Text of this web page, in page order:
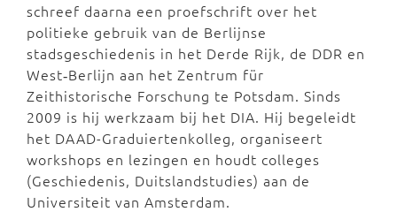
schreef daarna een proefschrift over het
politieke gebruik van de Berlijnse
stadsgeschiedenis in het Derde Rijk, de DDR en
West‐Berlijn aan het Zentrum für
Zeithistorische Forschung te Potsdam. Sinds
2009 is hij werkzaam bij het DIA. Hij begeleidt
het DAAD-Graduiertenkolleg, organiseert
workshops en lezingen en houdt colleges
(Geschiedenis, Duitslandstudies) aan de
Universiteit van Amsterdam.